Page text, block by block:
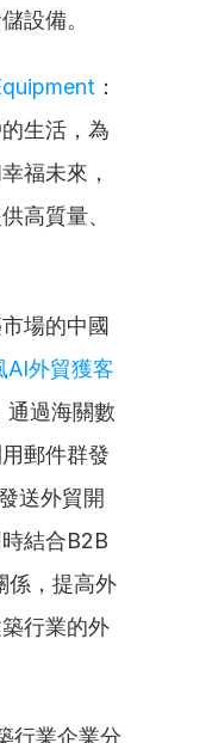
設備。
：
生活，為
福未來，
高質量、
場的中國
AI外貿獲客
通過海關數
郵件群發
送外貿開
結合B2B
係，提高外
行業的外
行業企業分